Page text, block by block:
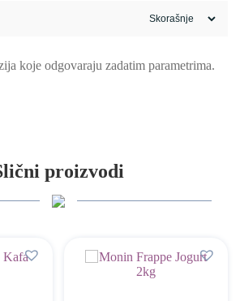
koje odgovaraju zadatim parametrima.
proizvodi